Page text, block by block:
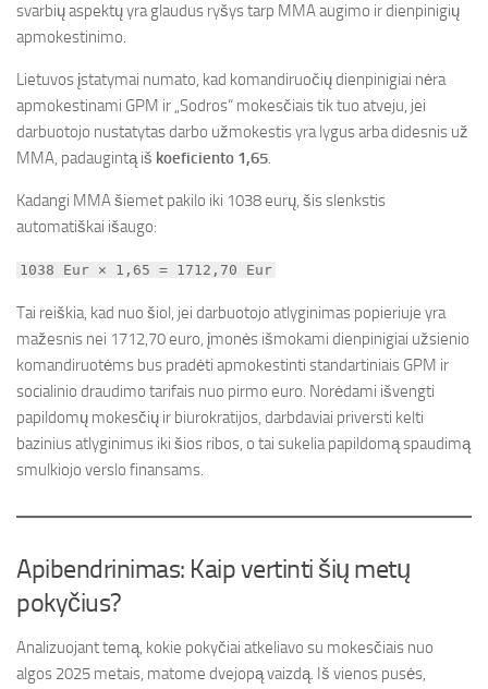
svarbių aspektų yra glaudus ryšys tarp MMA augimo ir dienpinigių
apmokestinimo.
Lietuvos įstatymai numato, kad komandiruočių dienpinigiai nėra
apmokestinami GPM ir „Sodros“ mokesčiais tik tuo atveju, jei
darbuotojo nustatytas darbo užmokestis yra lygus arba didesnis už
MMA, padaugintą iš koeficiento 1,65.
Kadangi MMA šiemet pakilo iki 1038 eurų, šis slenkstis
automatiškai išaugo:
1038 Eur × 1,65 = 1712,70 Eur
Tai reiškia, kad nuo šiol, jei darbuotojo atlyginimas popieriuje yra
mažesnis nei 1712,70 euro, įmonės išmokami dienpinigiai užsienio
komandiruotėms bus pradėti apmokestinti standartiniais GPM ir
socialinio draudimo tarifais nuo pirmo euro. Norėdami išvengti
papildomų mokesčių ir biurokratijos, darbdaviai priversti kelti
bazinius atlyginimus iki šios ribos, o tai sukelia papildomą spaudimą
smulkiojo verslo finansams.
Apibendrinimas: Kaip vertinti šių metų
pokyčius?
Analizuojant temą, kokie pokyčiai atkeliavo su mokesčiais nuo
algos 2025 metais, matome dvejopą vaizdą. Iš vienos pusės,